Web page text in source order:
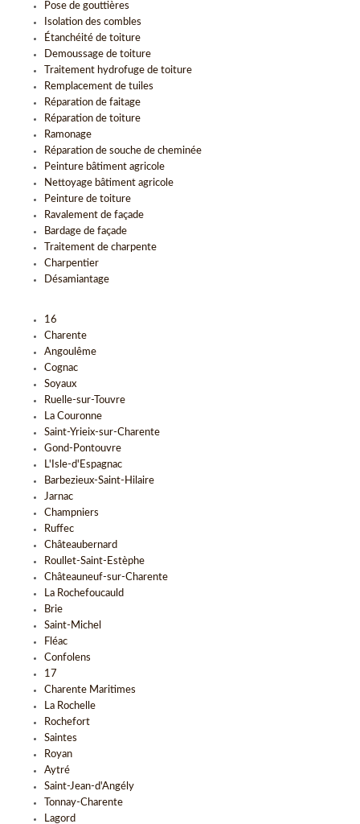
Pose de gouttières
Isolation des combles
Étanchéité de toiture
Demoussage de toiture
Traitement hydrofuge de toiture
Remplacement de tuiles
Réparation de faitage
Réparation de toiture
Ramonage
Réparation de souche de cheminée
Peinture bâtiment agricole
Nettoyage bâtiment agricole
Peinture de toiture
Ravalement de façade
Bardage de façade
Traitement de charpente
Charpentier
Désamiantage
16
Charente
Angoulême
Cognac
Soyaux
Ruelle-sur-Touvre
La Couronne
Saint-Yrieix-sur-Charente
Gond-Pontouvre
L'Isle-d'Espagnac
Barbezieux-Saint-Hilaire
Jarnac
Champniers
Ruffec
Châteaubernard
Roullet-Saint-Estèphe
Châteauneuf-sur-Charente
La Rochefoucauld
Brie
Saint-Michel
Fléac
Confolens
17
Charente Maritimes
La Rochelle
Rochefort
Saintes
Royan
Aytré
Saint-Jean-d'Angély
Tonnay-Charente
Lagord